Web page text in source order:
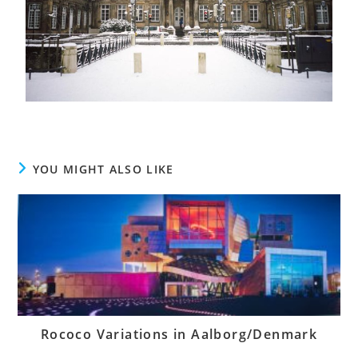
YOU MIGHT ALSO LIKE
Rococo Variations in Aalborg/Denmark